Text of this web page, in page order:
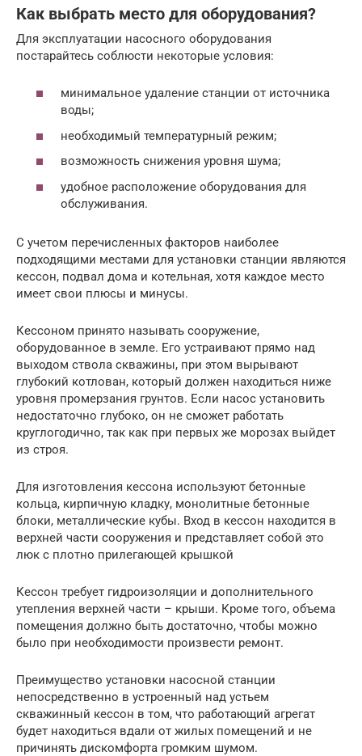
Как выбрать место для оборудования?
Для эксплуатации насосного оборудования
постарайтесь соблюсти некоторые условия:
минимальное удаление станции от источника
воды;
необходимый температурный режим;
возможность снижения уровня шума;
удобное расположение оборудования для
обслуживания.
С учетом перечисленных факторов наиболее
подходящими местами для установки станции являются
кессон, подвал дома и котельная, хотя каждое место
имеет свои плюсы и минусы.
Кессоном принято называть сооружение,
оборудованное в земле. Его устраивают прямо над
выходом ствола скважины, при этом вырывают
глубокий котлован, который должен находиться ниже
уровня промерзания грунтов. Если насос установить
недостаточно глубоко, он не сможет работать
круглогодично, так как при первых же морозах выйдет
из строя.
Для изготовления кессона используют бетонные
кольца, кирпичную кладку, монолитные бетонные
блоки, металлические кубы. Вход в кессон находится в
верхней части сооружения и представляет собой это
люк с плотно прилегающей крышкой
Кессон требует гидроизоляции и дополнительного
утепления верхней части – крыши. Кроме того, объема
помещения должно быть достаточно, чтобы можно
было при необходимости произвести ремонт.
Преимущество установки насосной станции
непосредственно в устроенный над устьем
скважинный кессон в том, что работающий агрегат
будет находиться вдали от жилых помещений и не
причинять дискомфорта громким шумом.